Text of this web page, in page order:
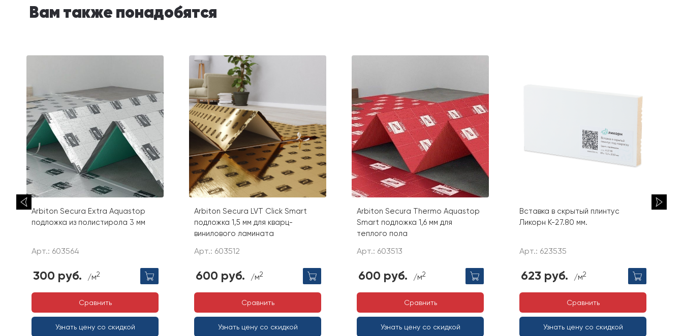
Вам также понадобятся
Arbiton Secura Extra Aquastop
подложка из полистирола 3 мм
Арт.: 603564
300 руб. /м2
Сравнить
Узнать цену со скидкой
Arbiton Secura LVT Click Smart
подложка 1,5 мм для кварц-
винилового ламината
Арт.: 603512
600 руб. /м2
Сравнить
Узнать цену со скидкой
Arbiton Secura Thermo Aquastop
Smart подложка 1,6 мм для
теплого пола
Арт.: 603513
600 руб. /м2
Сравнить
Узнать цену со скидкой
Вставка в скрытый плинтус
Ликорн К-27.80 мм.
Арт.: 623535
623 руб. /м2
Сравнить
Узнать цену со скидкой